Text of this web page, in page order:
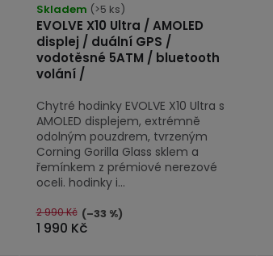
EVOLVE X10 Ultra / AMOLED
displej / duální GPS /
vodotěsné 5ATM / bluetooth
volání /
hodnocení
produktu
je
4,8
5
hvězdiček.
Skladem (>5 ks)
1 990 Kč
2 990 Kč (–33 %)
Chytré hodinky EVOLVE X10 Ultra s
AMOLED displejem, extrémně
odolným pouzdrem, tvrzeným
Corning Gorilla Glass sklem a
řemínkem z prémiové nerezové
oceli. hodinky i...